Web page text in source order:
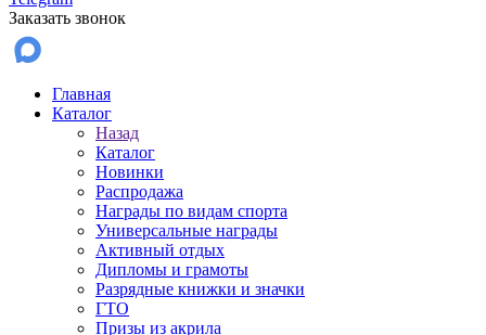
Заказать звонок
Главная
Каталог
Назад
Каталог
Новинки
Распродажа
Награды по видам спорта
Универсальные награды
Активный отдых
Дипломы и грамоты
Разрядные книжки и значки
ГТО
Призы из акрила